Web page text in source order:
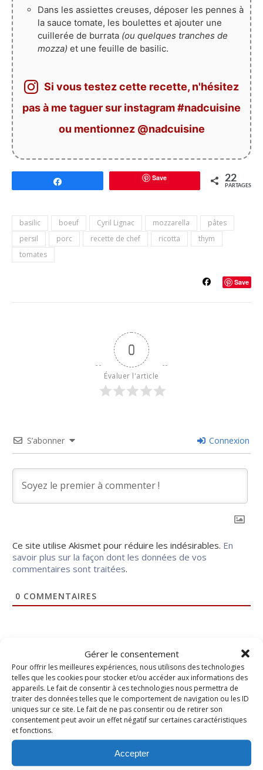
Gérer le consentement
Pour offrir les meilleures expériences, nous utilisons des technologies
telles que les cookies pour stocker et/ou accéder aux informations des
appareils. Le fait de consentir à ces technologies nous permettra de
traiter des données telles que le comportement de navigation ou les ID
uniques sur ce site. Le fait de ne pas consentir ou de retirer son
consentement peut avoir un effet négatif sur certaines caractéristiques
et fonctions.
Accepter
Dans les assiettes creuses, déposer les pennes à
la sauce tomate, les boulettes et ajouter une
cuillerée de burrata (ou quelques tranches de
mozza) et une feuille de basilic.
Si vous testez cette recette, n'hésitez
pas à me taguer sur instagram #nadcuisine
ou mentionnez @nadcuisine
Save 22
PARTAGES
basilic boeuf Cyril Lignac mozzarella
pâtes
persil
porc recette de chef ricotta
thym
tomates
Save
0
Évaluer l'article
S’abonner Connexion
Ce site utilise Akismet pour réduire les indésirables. En
savoir plus sur la façon dont les données de vos
commentaires sont traitées.
0 COMMENTAIRES
RECHERCHER